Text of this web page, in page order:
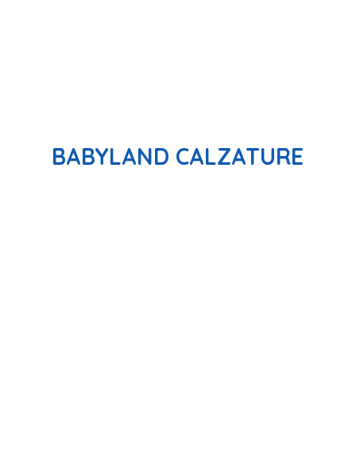
BABYLAND CALZATURE